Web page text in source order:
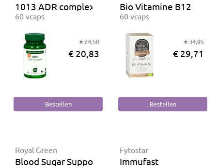
1013 ADR complex
60 vcaps
€ 24,50
€ 20,83
Bio Vitamine B12
60 vcaps
€ 34,95
€ 29,71
Royal Green
Blood Sugar Support BIO
Fytostar
Immufast